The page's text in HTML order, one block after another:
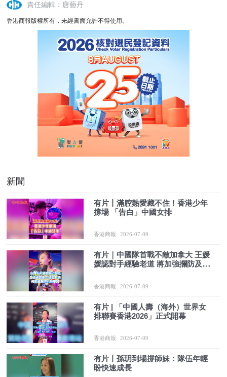
責任編輯：唐藝丹
香港商報版權所有，未經書面允許不得使用。
新聞
有片丨滿腔熱愛藏不住！香港少年
撐場 「告白」中國女排
香港商報 2026-07-09
有片｜中國隊首戰不敵加拿大 王媛
媛認對手經驗老道 將加強攔防及時
香港商報 2026-07-09
有片 | 「中國人壽（海外）世界女
排聯賽香港2026」正式開幕
香港商報 2026-07-09
有片丨孫玥到場撐師妹：隊伍年輕
盼快速成長